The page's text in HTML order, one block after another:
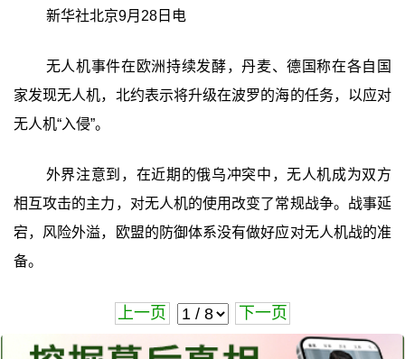
新华社北京9月28日电
无人机事件在欧洲持续发酵，丹麦、德国称在各自国
家发现无人机，北约表示将升级在波罗的海的任务，以应对
无人机“入侵”。
外界注意到，在近期的俄乌冲突中，无人机成为双方
相互攻击的主力，对无人机的使用改变了常规战争。战事延
宕，风险外溢，欧盟的防御体系没有做好应对无人机战的准
备。
上一页 下一页